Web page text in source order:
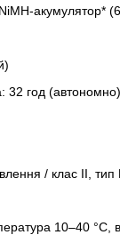
акумулятор*
32 год
/ клас II, тип
10–40 °C,